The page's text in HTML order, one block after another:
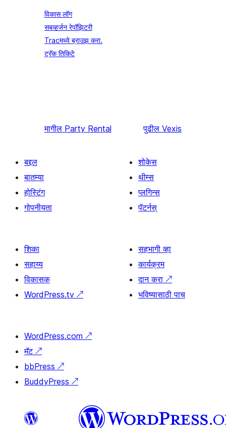
विकास लॉग
सबव्हर्जन रेपॉझिटरी
Tracमध्ये ब्राउझ करा.
ट्रॅक तिकिटे
मागील Party Rental पुढील Vexis
बद्दल
बातम्या
होस्टिंग
गोपनीयता
शोकेस
थीम्स
प्लगिन्स
पॅटर्नस्
शिका
सहाय्य
विकासक
WordPress.tv ↗
सहभागी व्हा
कार्यक्रम
दान करा ↗
भविष्यासाठी पाच
WordPress.com ↗
मॅट ↗
bbPress ↗
BuddyPress ↗